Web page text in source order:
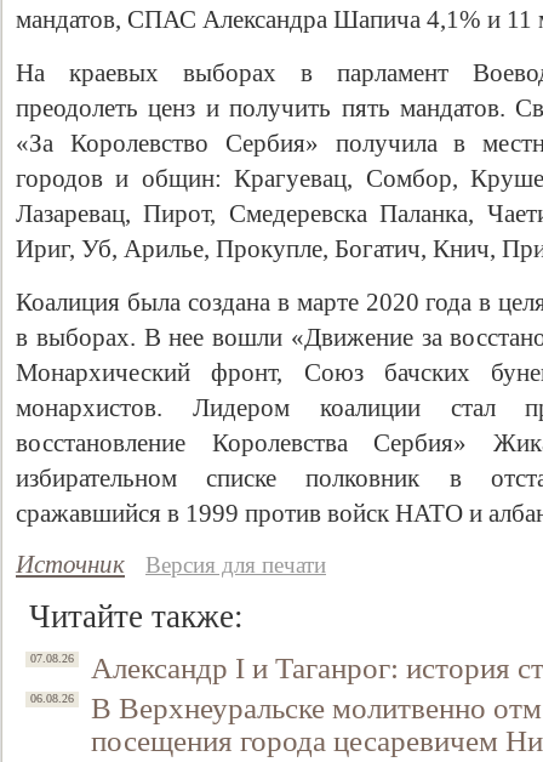
мандатов, СПАС Александра Шапича 4,1% и 11
На краевых выборах в парламент
преодолеть ценз и получить пять мандатов.
«За Королевство Сербия» получила в
городов и общин: Крагуевац, Сомбор,
Лазаревац, Пирот, Смедеревска Паланка,
Ириг, Уб, Арилье, Прокупле, Богатич, Книч,
Коалиция была создана в марте 2020 года в
в выборах. В нее вошли «Движение за
Монархический фронт, Союз бачских
монархистов. Лидером коалиции стал
восстановление Королевства Сербия»
избирательном списке полковник в
сражавшийся в 1999 против войск НАТО и
Источник
Версия для печати
Читайте также:
07.08.26 Александр I и Таганрог: история
06.08.26
В Верхнеуральске молитвенно
посещения города цесаревичем
Свидетельство